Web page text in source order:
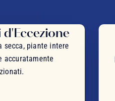
secca, piante intere
accuratamente